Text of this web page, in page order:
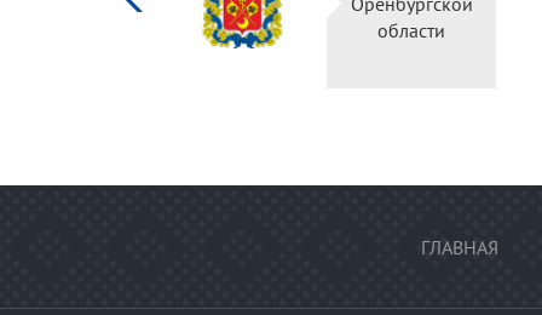
Российской
федерации
ГЛАВНАЯ